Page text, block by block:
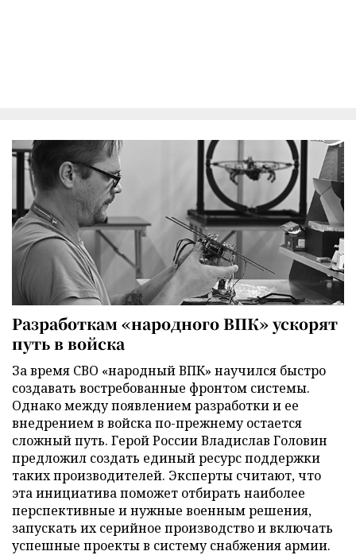
Разработкам «народного ВПК» ускорят
путь в войска
За время СВО «народный ВПК» научился быстро
создавать востребованные фронтом системы.
Однако между появлением разработки и ее
внедрением в войска по-прежнему остается
сложный путь. Герой России Владислав Головин
предложил создать единый ресурс поддержки
таких производителей. Эксперты считают, что
эта инициатива поможет отбирать наиболее
перспективные и нужные военным решения,
запускать их серийное производство и включать
успешные проекты в систему снабжения армии.